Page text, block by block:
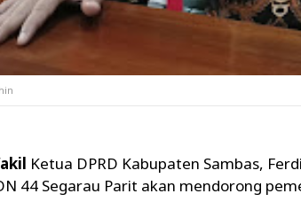
Ketua DPRD Kabupaten Sambas,
44 Segarau Parit akan mendorong